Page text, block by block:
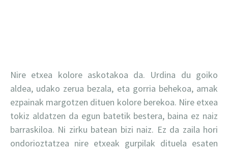
Nire etxea kolore askotakoa da. Urdina du goiko
aldea, udako zerua bezala, eta gorria behekoa, amak
ezpainak margotzen dituen kolore berekoa. Nire etxea
tokiz aldatzen da egun batetik bestera, baina ez naiz
barraskiloa. Ni zirku batean bizi naiz. Ez da zaila hori
ondorioztatzea nire etxeak gurpilak dituela esaten